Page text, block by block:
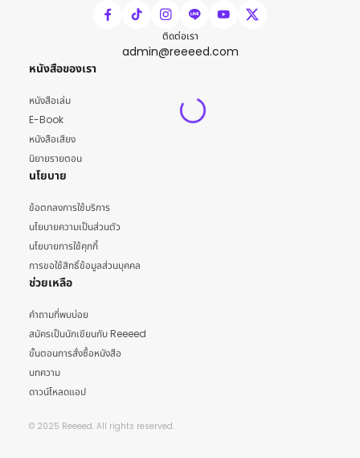
ติดต่อเรา
admin@reeeed.com
หนังสือของเรา
หนังสือเล่ม
E-Book
หนังสือเสียง
นิยายรายตอน
นโยบาย
ข้อตกลงการใช้บริการ
นโยบายความเป็นส่วนตัว
นโยบายการใช้คุกกี้
การขอใช้สิทธิ์ข้อมูลส่วนบุคคล
ช่วยเหลือ
คำถามที่พบบ่อย
สมัครเป็นนักเขียนกับ Reeeed
ขั้นตอนการสั่งซื้อหนังสือ
บทความ
ดาวน์โหลดแอป
© 2025 Reeeed. All rights reserved.